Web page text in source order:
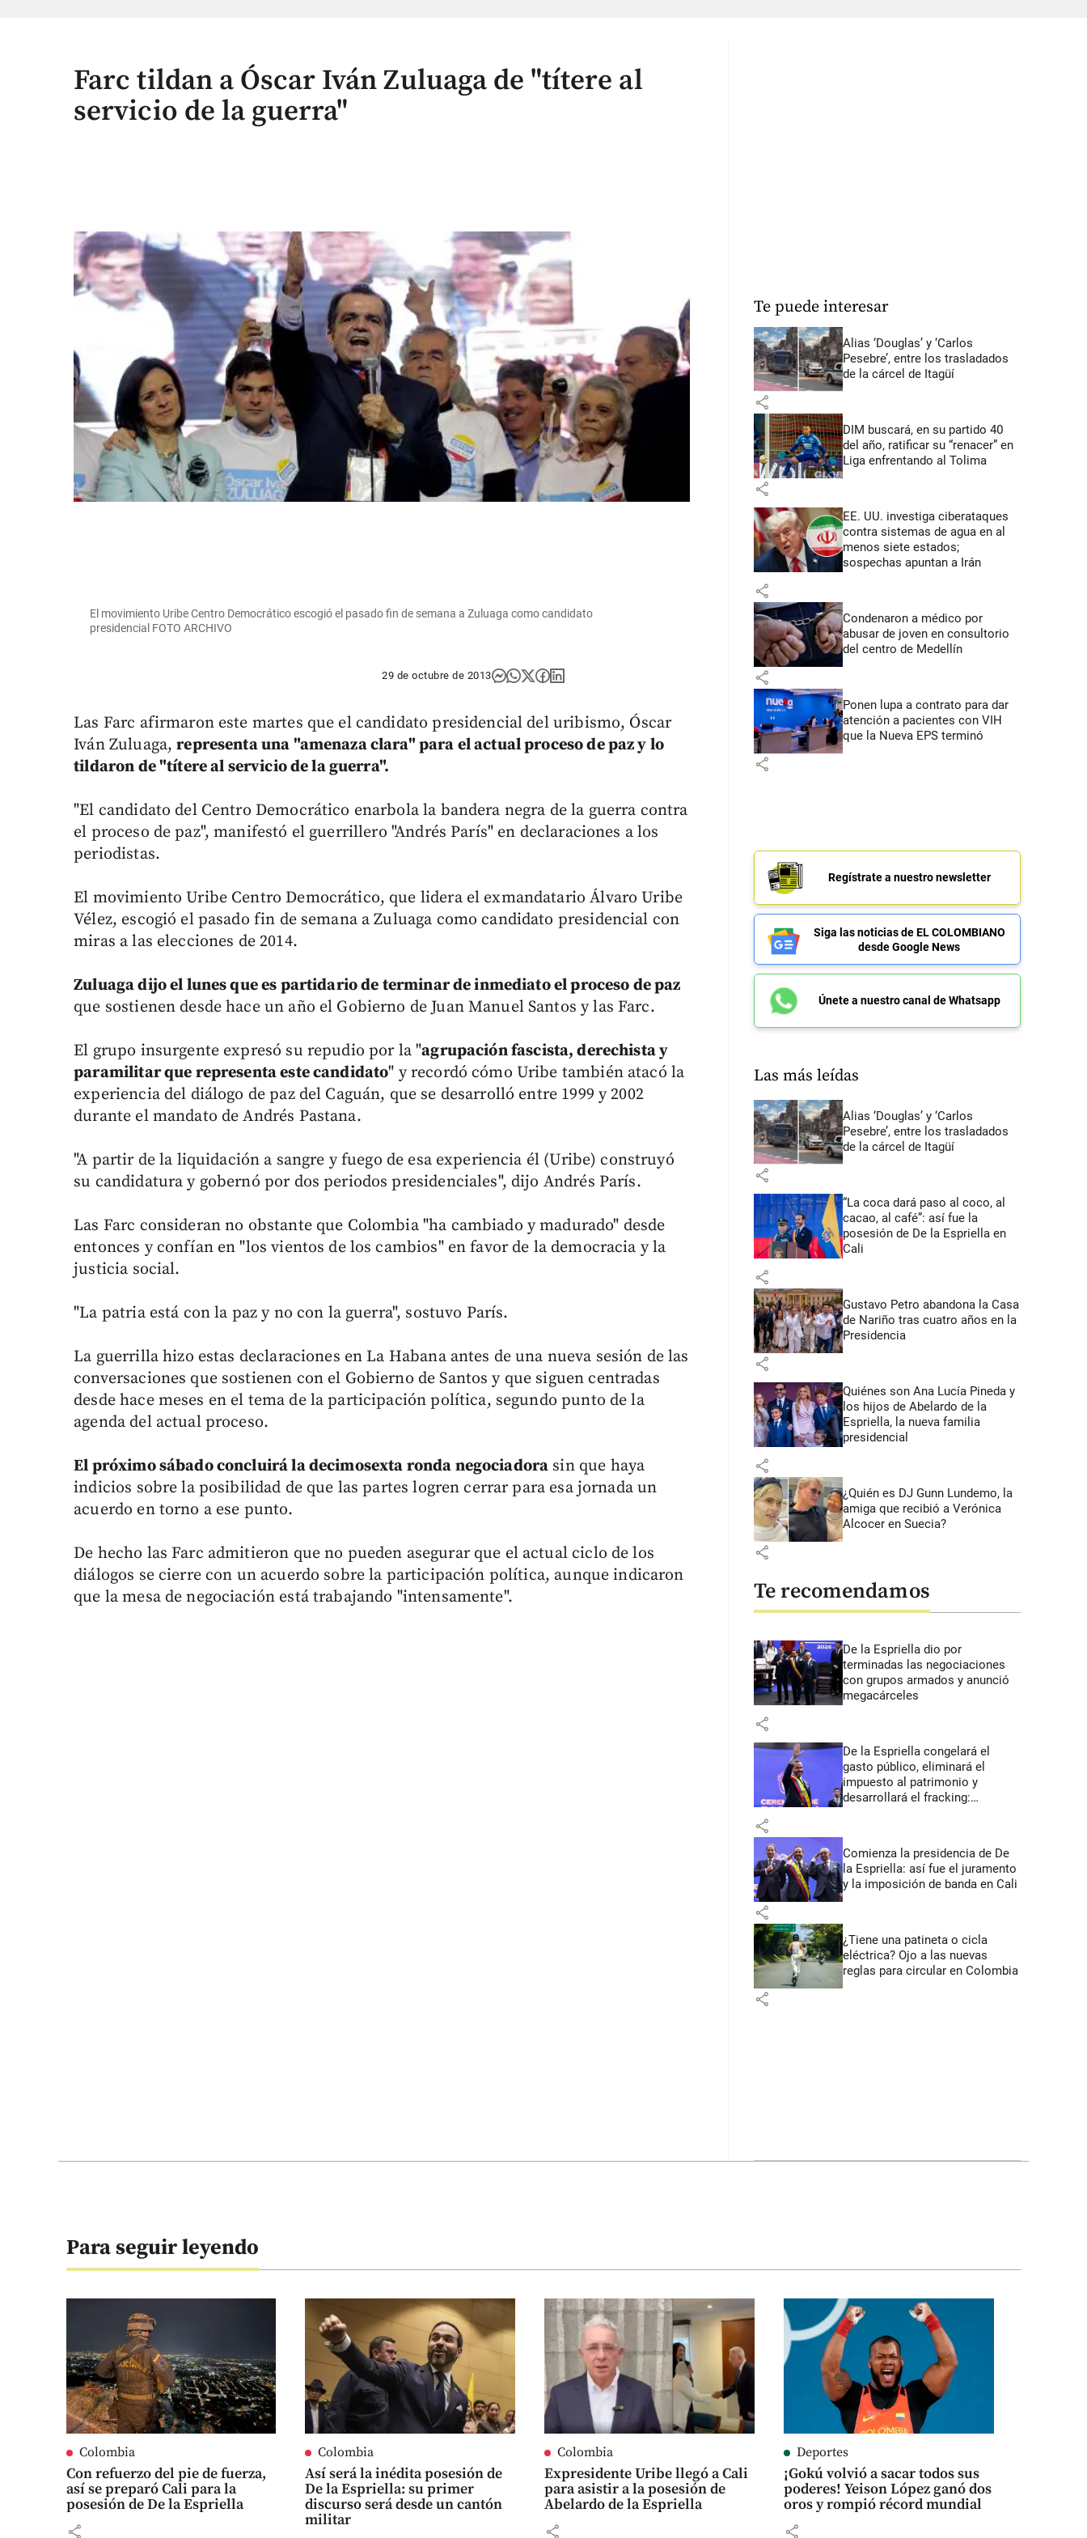
Farc tildan a Óscar Iván Zuluaga de "títere al
servicio de la guerra"
El movimiento Uribe Centro Democrático escogió el pasado fin de semana a Zuluaga como candidato
presidencial FOTO ARCHIVO
29 de octubre de 2013
Las Farc afirmaron este martes que el candidato presidencial del uribismo, Óscar
Iván Zuluaga,representa una "amenaza clara" para el actual proceso de paz y lo
tildaron de "títere al servicio de la guerra".
"El candidato del Centro Democrático enarbola la bandera negra de la guerra contra
el proceso de paz", manifestó el guerrillero "Andrés París" en declaraciones a los
periodistas.
El movimiento Uribe Centro Democrático, que lidera el exmandatario Álvaro Uribe
Vélez, escogió el pasado fin de semana a Zuluaga como candidato presidencial con
miras a las elecciones de 2014.
Zuluaga dijo el lunes que es partidario de terminar de inmediato el proceso de paz
que sostienen desde hace un año el Gobierno de Juan Manuel Santos y las Farc.
El grupo insurgente expresó su repudio por la "agrupación fascista, derechista y
paramilitar que representa este candidato" y recordó cómo Uribe también atacó la
experiencia del diálogo de paz del Caguán, que se desarrolló entre 1999 y 2002
durante el mandato de Andrés Pastana.
"A partir de la liquidación a sangre y fuego de esa experiencia él (Uribe) construyó
su candidatura y gobernó por dos periodos presidenciales", dijo Andrés París.
Las Farc consideran no obstante que Colombia "ha cambiado y madurado" desde
entonces y confían en "los vientos de los cambios" en favor de la democracia y la
justicia social.
"La patria está con la paz y no con la guerra", sostuvo París.
La guerrilla hizo estas declaraciones en La Habana antes de una nueva sesión de las
conversaciones que sostienen con el Gobierno de Santos y que siguen centradas
desde hace meses en el tema de la participación política, segundo punto de la
agenda del actual proceso.
El próximo sábado concluirá la decimosexta ronda negociadora sin que haya
indicios sobre la posibilidad de que las partes logren cerrar para esa jornada un
acuerdo en torno a ese punto.
De hecho las Farc admitieron que no pueden asegurar que el actual ciclo de los
diálogos se cierre con un acuerdo sobre la participación política, aunque indicaron
que la mesa de negociación está trabajando "intensamente".
Te puede interesar
Alias ‘Douglas’ y ‘Carlos
Pesebre’, entre los trasladados
de la cárcel de Itagüí
share
DIM buscará, en su partido 40
del año, ratificar su “renacer” en
Liga enfrentando al Tolima
share
EE. UU. investiga ciberataques
contra sistemas de agua en al
menos siete estados;
sospechas apuntan a Irán
share
Condenaron a médico por
abusar de joven en consultorio
del centro de Medellín
share
Ponen lupa a contrato para dar
atención a pacientes con VIH
que la Nueva EPS terminó
share
Regístrate a nuestro newsletter
Siga las noticias de EL COLOMBIANO
desde Google News
Únete a nuestro canal de Whatsapp
Las más leídas
Alias ‘Douglas’ y ‘Carlos
Pesebre’, entre los trasladados
de la cárcel de Itagüí
share
“La coca dará paso al coco, al
cacao, al café”: así fue la
posesión de De la Espriella en
Cali
share
Gustavo Petro abandona la Casa
de Nariño tras cuatro años en la
Presidencia
share
Quiénes son Ana Lucía Pineda y
los hijos de Abelardo de la
Espriella, la nueva familia
presidencial
share
¿Quién es DJ Gunn Lundemo, la
amiga que recibió a Verónica
Alcocer en Suecia?
share
Te recomendamos
De la Espriella dio por
terminadas las negociaciones
con grupos armados y anunció
megacárceles
share
De la Espriella congelará el
gasto público, eliminará el
impuesto al patrimonio y
desarrollará el fracking:
share
Comienza la presidencia de De
la Espriella: así fue el juramento
y la imposición de banda en Cali
share
¿Tiene una patineta o cicla
eléctrica? Ojo a las nuevas
reglas para circular en Colombia
share
Para seguir leyendo
Colombia
Con refuerzo del pie de fuerza,
así se preparó Cali para la
posesión de De la Espriella
share
Colombia
Así será la inédita posesión de
De la Espriella: su primer
discurso será desde un cantón
militar
Colombia
Expresidente Uribe llegó a Cali
para asistir a la posesión de
Abelardo de la Espriella
share
Deportes
¡Gokú volvió a sacar todos sus
poderes! Yeison López ganó dos
oros y rompió récord mundial
share